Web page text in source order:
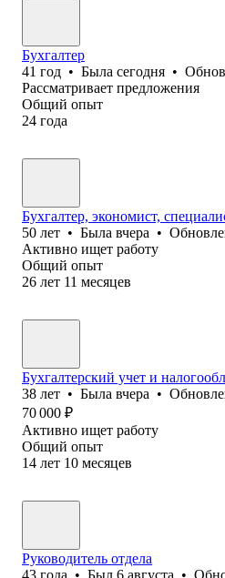
Бухгалтер
41 год • Была сегодня •
Рассматривает предложения
Общий опыт
24 года
Бухгалтер, экономист,
50 лет • Была вчера •
Активно ищет работу
Общий опыт
26 лет 11 месяцев
Бухгалтерский учет и
38 лет • Была вчера •
70 000 ₽
Активно ищет работу
Общий опыт
14 лет 10 месяцев
Руководитель отдела
43 года • Был 6 августа •